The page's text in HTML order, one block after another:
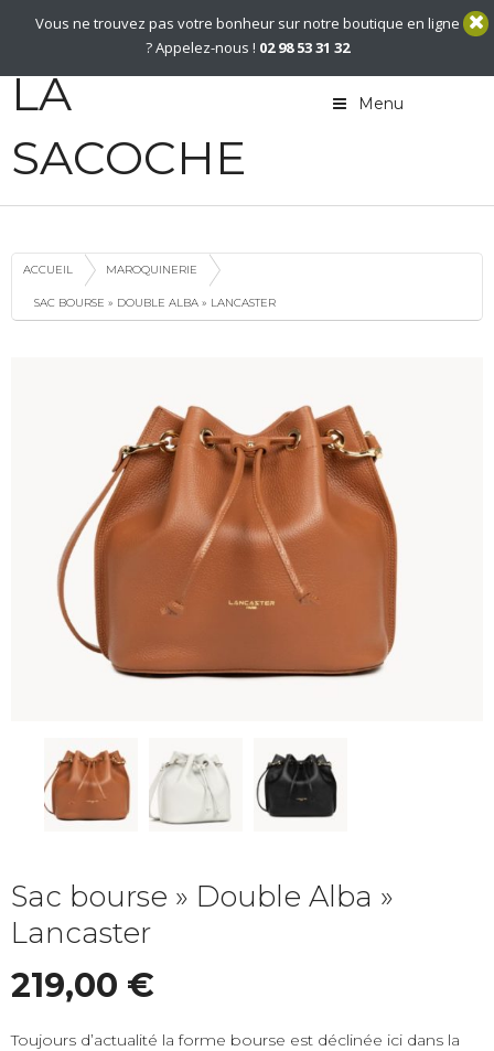
02 98 53 31 32
Contact
LA
SACOCHE
Menu
ACCUEIL MAROQUINERIE
SAC BOURSE » DOUBLE ALBA » LANCASTER
Sac bourse » Double Alba »
Lancaster
219,00 €
Toujours d’actualité la forme bourse est déclinée ici dans la
Vous ne trouvez pas votre bonheur sur notre boutique en ligne
? Appelez-nous ! 02 98 53 31 32